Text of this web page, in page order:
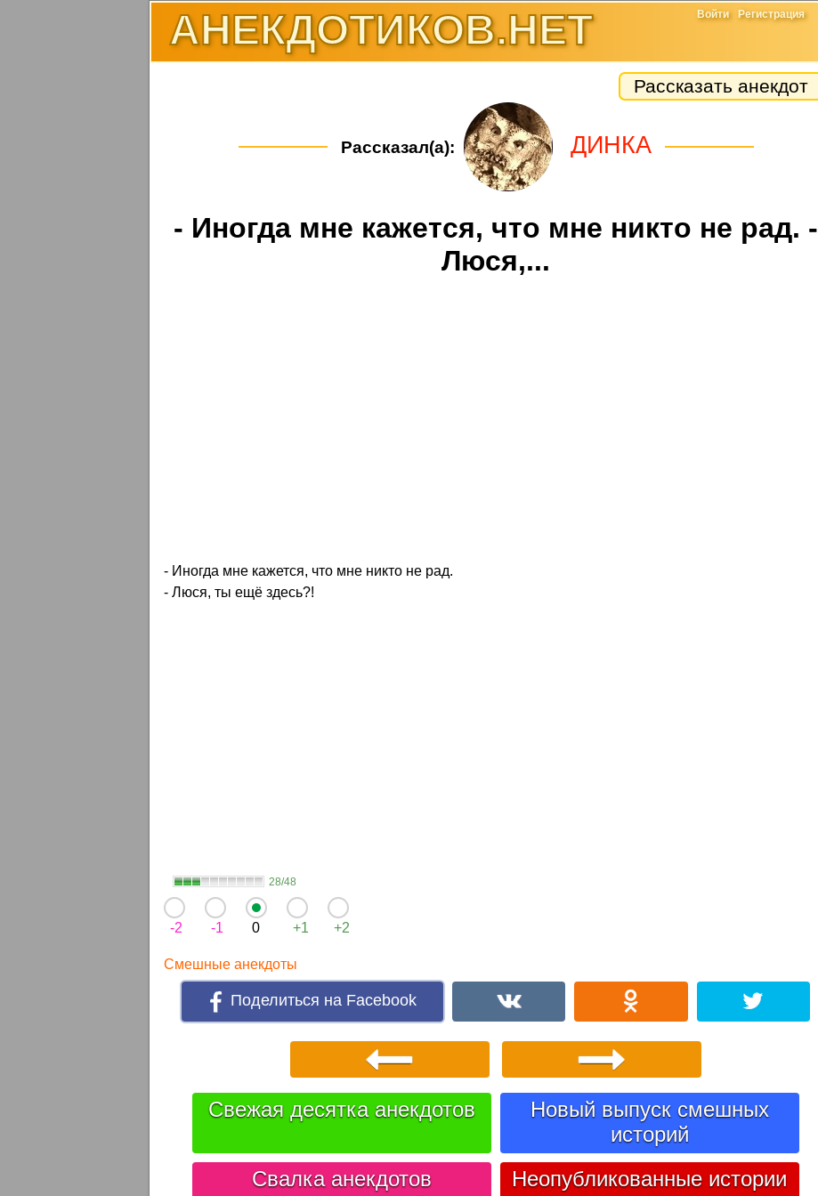
АНЕКДОТИКОВ.НЕТ Войти Регистрация
Рассказать анекдот
Рассказал(а): ДИНКА
- Иногда мне кажется, что мне никто не рад. -
Люся,...
- Иногда мне кажется, что мне никто не рад.
- Люся, ты ещё здесь?!
28/48
-2 -1 0 +1 +2
Смешные анекдоты
Поделиться на Facebook
Свежая десятка анекдотов
Новый выпуск смешных
историй
Свалка анекдотов
Неопубликованные истории